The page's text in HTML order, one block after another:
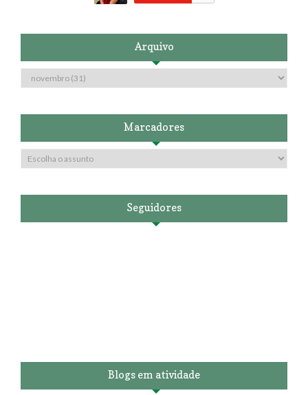
Arquivo
Marcadores
Seguidores
Blogs em atividade